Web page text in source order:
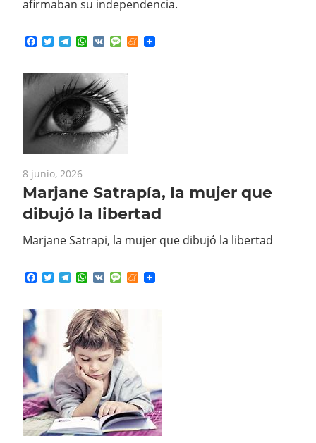
afirmaban su independencia.
Facebook
TwitterTelegram
WhatsApp
VK MessageMeneame
8 junio, 2026
Marjane Satrapía, la mujer que
dibujó la libertad
Marjane Satrapi, la mujer que dibujó la libertad
Facebook
TwitterTelegram
WhatsApp
VK MessageMeneame